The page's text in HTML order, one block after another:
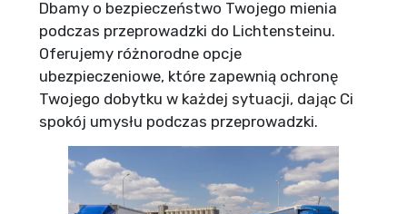
Dbamy o bezpieczeństwo Twojego mienia
podczas przeprowadzki do Lichtensteinu.
Oferujemy różnorodne opcje
ubezpieczeniowe, które zapewnią ochronę
Twojego dobytku w każdej sytuacji, dając Ci
spokój umysłu podczas przeprowadzki.